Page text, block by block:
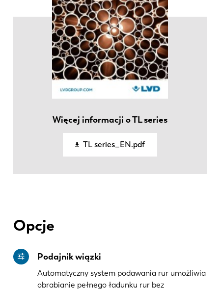
Więcej informacji o TL series
TL series_EN.pdf
Opcje
Podajnik wiązki
Automatyczny system podawania rur umożliwia
obrabianie pełnego ładunku rur bez
DE